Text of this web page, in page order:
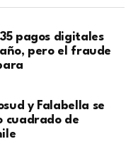
pagos digitales
pero el fraude
y Falabella se
cuadrado de